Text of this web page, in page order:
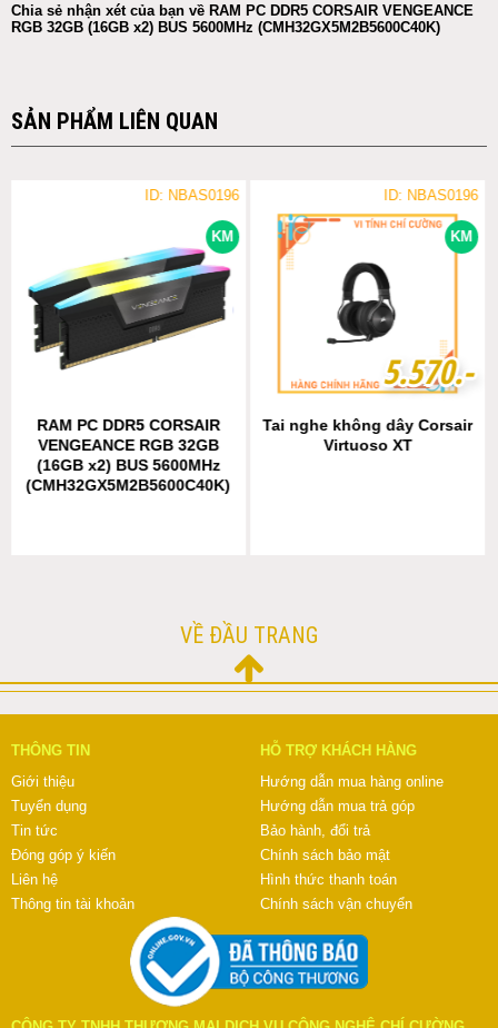
Chia sẻ nhận xét của bạn về RAM PC DDR5 CORSAIR VENGEANCE
RGB 32GB (16GB x2) BUS 5600MHz (CMH32GX5M2B5600C40K)
SẢN PHẨM LIÊN QUAN
KM
ID: NBAS0196
RAM PC DDR5 CORSAIR
VENGEANCE RGB 32GB
(16GB x2) BUS 5600MHz
(CMH32GX5M2B5600C40K)
KM
ID: NBAS0196
5.570.-
5.570.-
Tai nghe không dây Corsair
Virtuoso XT
VỀ ĐẦU TRANG
THÔNG TIN
Giới thiệu
Tuyển dụng
Tin tức
Đóng góp ý kiến
Liên hệ
Thông tin tài khoản
HỖ TRỢ KHÁCH HÀNG
Hướng dẫn mua hàng online
Hướng dẫn mua trả góp
Bảo hành, đổi trả
Chính sách bảo mật
Hình thức thanh toán
Chính sách vận chuyển